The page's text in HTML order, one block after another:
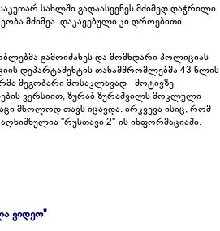
სახლში გადაასვენეს.მძიმედ დაჭრილი
მძიმეა. დაკავებული კი დროებითი
გამოიძახეს და მომხდარი პოლიციას
დეპარტამენტის თანამშრომლებმა 43 წლის
მეგობარი მოსაკლავად - მოტივზე
ვერსიით, ზურაბ ზურაშვილს მოკლული
მხოლოდ თავს იცავდა. ირკვევა ისიც, რომ
"რუსთავი 2"-ის ინფორმაციაში.
ვიდეო"